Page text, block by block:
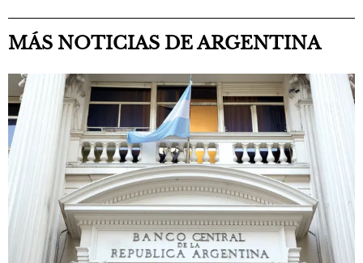
MÁS NOTICIAS DE ARGENTINA